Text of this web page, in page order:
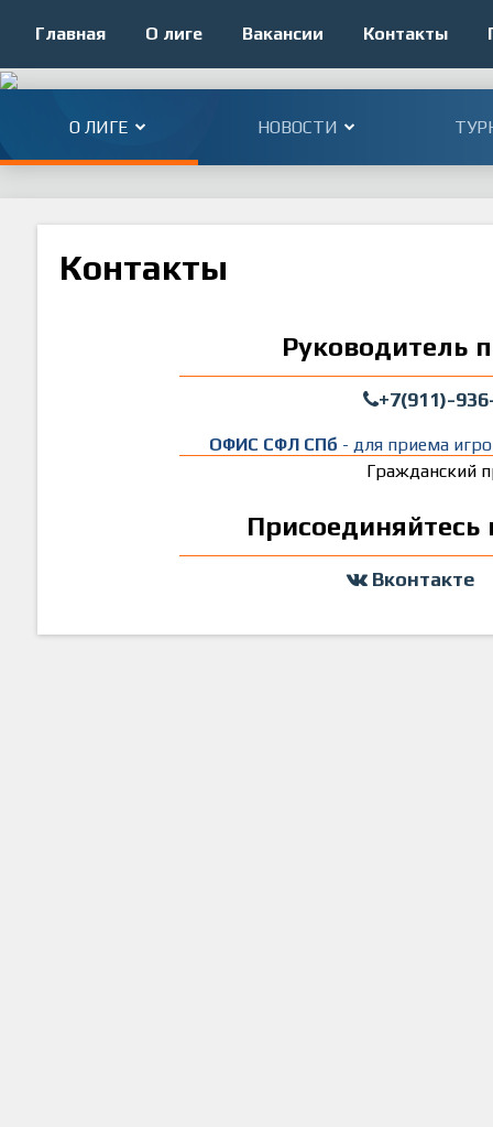
Главная О лиге Вакансии Контакты
О ЛИГЕ НОВОСТИ
Контакты
Руководитель
+7(911)-
ОФИС СФЛ СПб - для приема
Гражданский
Присоединяйтесь
Вконтакте